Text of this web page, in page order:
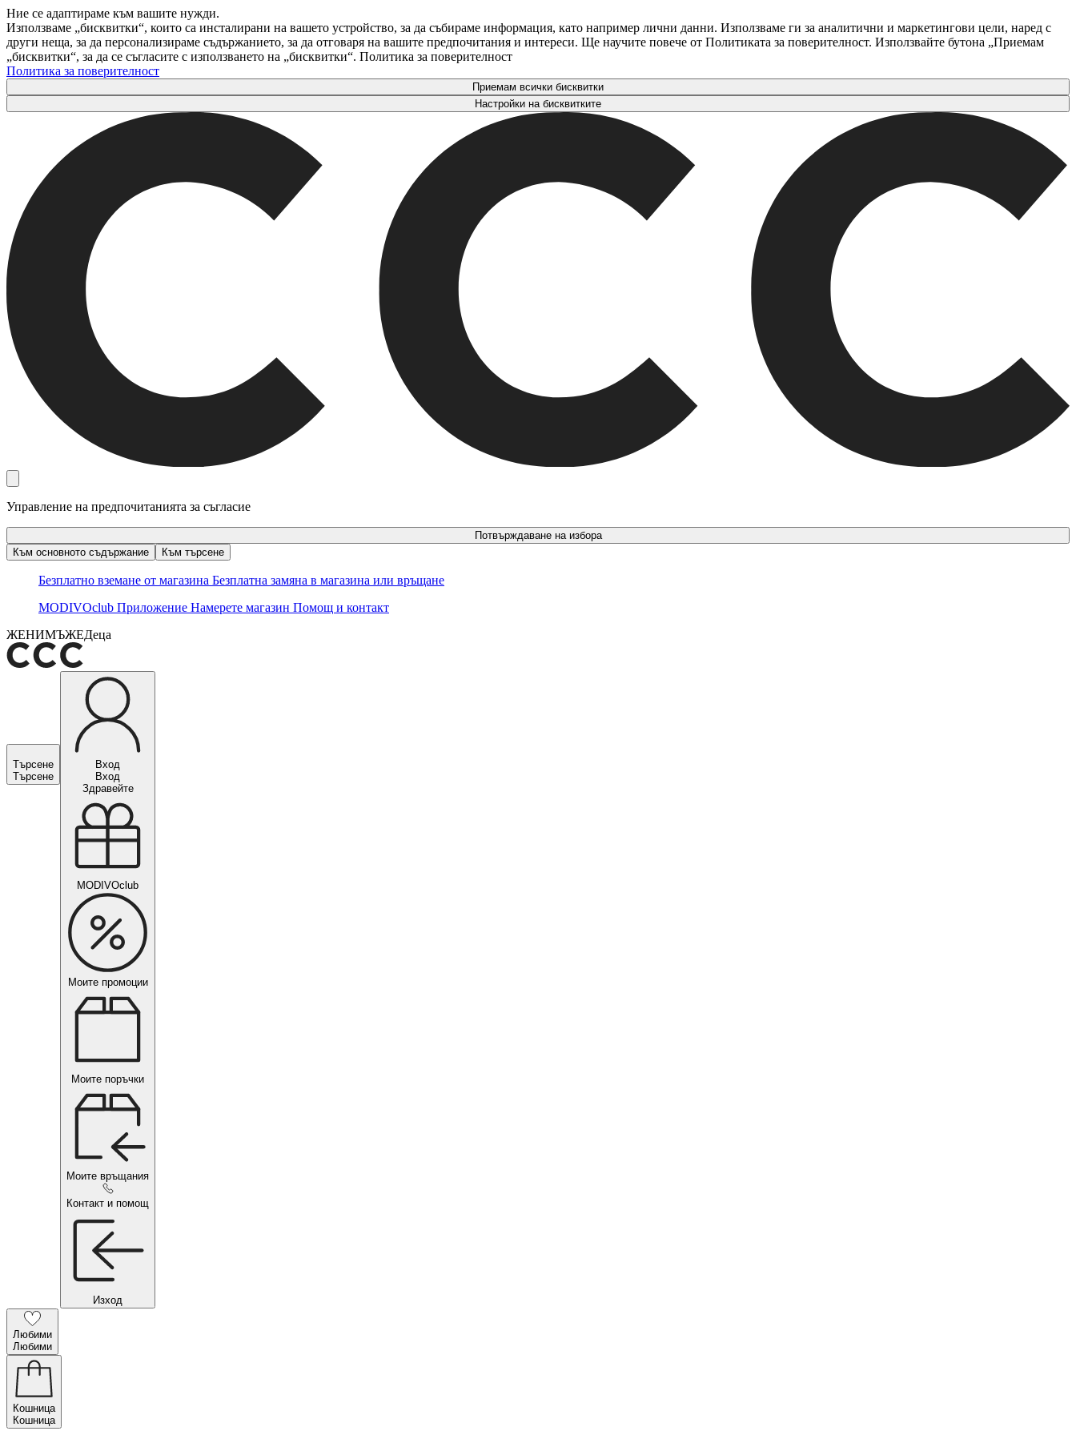
Ние се адаптираме към вашите нужди.
Използваме „бисквитки“, които са инсталирани на вашето устройство, за да събираме информация, като например лични данни. Използваме ги за аналитични и маркетингови цели, наред с
други неща, за да персонализираме съдържанието, за да отговаря на вашите предпочитания и интереси. Ще научите повече от Политиката за поверителност. Използвайте бутона „Приемам
„бисквитки“, за да се съгласите с използването на „бисквитки“. Политика за поверителност
Политика за поверителност
Приемам всички бисквитки
Настройки на бисквитките
Управление на предпочитанията за съгласие
Потвърждаване на избора
Към основното съдържание
Към търсене
Безплатно вземане от магазина Безплатна замяна в магазина или връщане
MODIVOclub Приложение Намерете магазин Помощ и контакт
ЖЕНИМЪЖЕДеца
Търсене
Търсене
Вход
Вход
Здравейте
MODIVOclub
Моите промоции
Моите поръчки
Моите връщания
Контакт и помощ
Изход
Любими
Любими
Кошница
Кошница